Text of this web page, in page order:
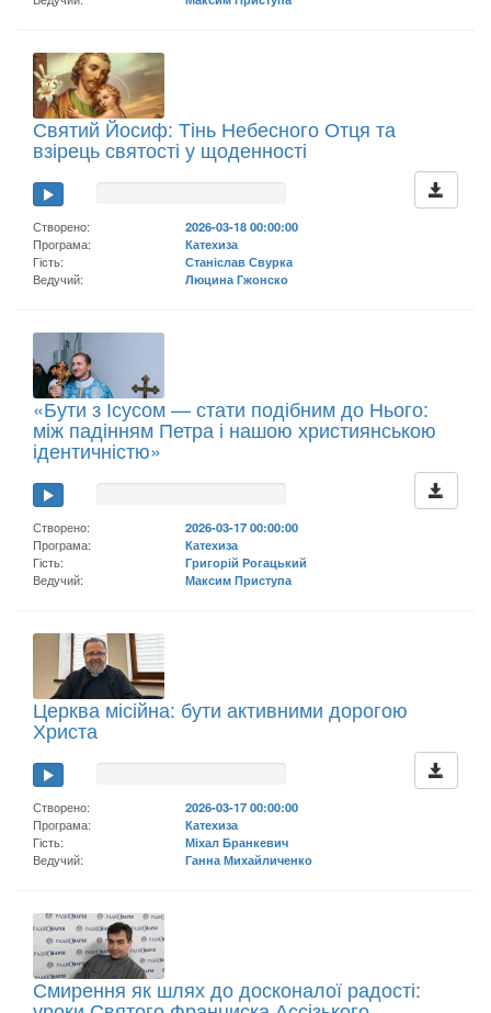
Святий Йосиф: Тінь Небесного Отця та
взірець святості у щоденності
Створено:
2026-03-18 00:00:00
Програма:
Катехиза
Гість:
Станіслав Свурка
Ведучий:
Люцина Гжонско
«Бути з Ісусом — стати подібним до Нього:
між падінням Петра і нашою християнською
ідентичністю»
Створено:
2026-03-17 00:00:00
Програма:
Катехиза
Гість:
Григорій Рогацький
Ведучий:
Максим Приступа
Церква місійна: бути активними дорогою
Христа
Створено:
2026-03-17 00:00:00
Програма:
Катехиза
Гість:
Міхал Бранкевич
Ведучий:
Ганна Михайличенко
Смирення як шлях до досконалої радості: